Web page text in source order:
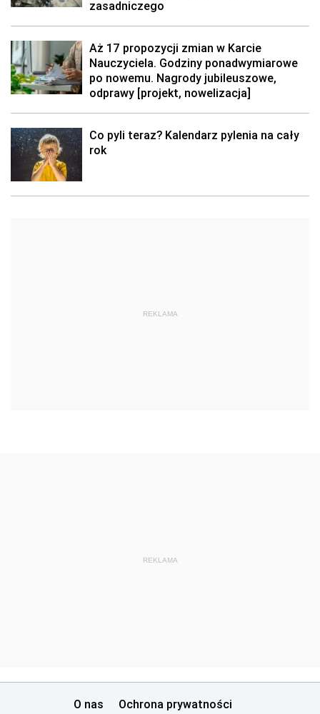
zasadniczego
Aż 17 propozycji zmian w Karcie
Nauczyciela. Godziny ponadwymiarowe
po nowemu. Nagrody jubileuszowe,
odprawy [projekt, nowelizacja]
Co pyli teraz? Kalendarz pylenia na cały
rok
REKLAMA
REKLAMA
O nas Ochrona prywatności